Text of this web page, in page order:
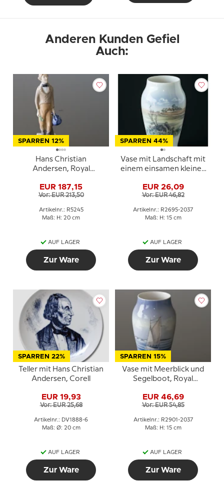
Anderen Kunden Gefiel
Auch:
SPARREN 12%
Hans Christian
Andersen, Royal
5245
EUR 187,15
Vor: EUR 213,50
Artikelnr.: R5245
Maß: H: 20 cm
AUF LAGER
Zur Ware
SPARREN 44%
Vase mit Landschaft mit
einem einsamen kleinen
Copenhagen Nr. 2695-
2037
EUR 26,09
Vor: EUR 46,82
Artikelnr.: R2695-2037
Maß: H: 15 cm
AUF LAGER
Zur Ware
SPARREN 22%
Teller mit Hans Christian
Andersen, Corell
EUR 19,93
Vor: EUR 25,68
Artikelnr.: DV1888-6
Maß: Ø: 20 cm
AUF LAGER
Zur Ware
SPARREN 15%
Vase mit Meerblick und
Segelboot, Royal
2037
EUR 46,69
Vor: EUR 54,85
Artikelnr.: R2901-2037
Maß: H: 15 cm
AUF LAGER
Zur Ware